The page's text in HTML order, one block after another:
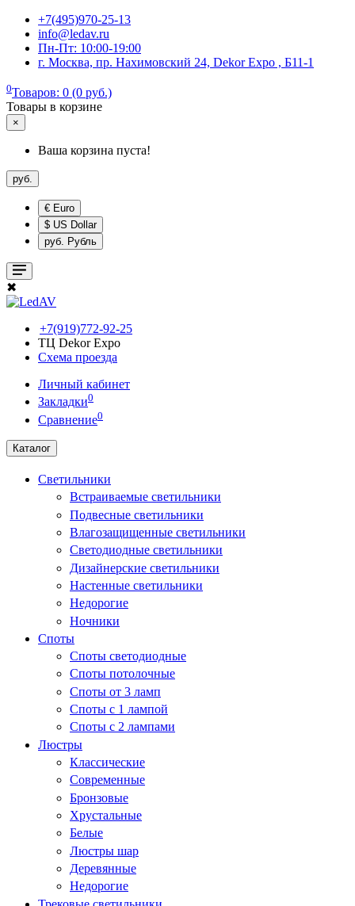
+7(495)970-25-13
info@ledav.ru
Пн-Пт: 10:00-19:00
г. Москва, пр. Нахимовский 24, Dekor Expo , Б11-1
0Товаров: 0 (0 руб.)
Товары в корзине
×
Ваша корзина пуста!
руб.
€ Euro
$ US Dollar
руб. Рубль
✖
+7(919)772-92-25
ТЦ Dekor Expo
Схема проезда
Личный кабинет
Закладки0
Сравнение0
Каталог
Светильники
Встраиваемые светильники
Подвесные светильники
Влагозащищенные светильники
Светодиодные светильники
Дизайнерские светильники
Настенные светильники
Недорогие
Ночники
Споты
Споты светодиодные
Споты потолочные
Споты от 3 ламп
Споты с 1 лампой
Споты с 2 лампами
Люстры
Классические
Современные
Бронзовые
Хрустальные
Белые
Люстры шар
Деревянные
Недорогие